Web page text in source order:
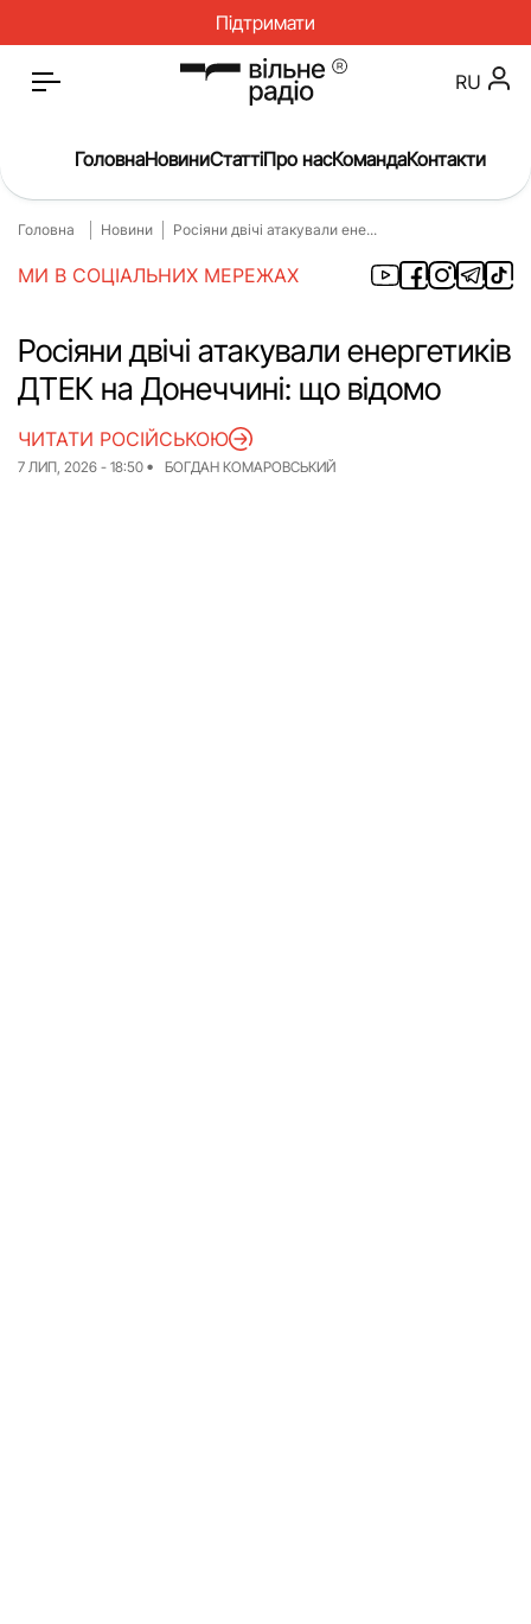
Підтримати
Головна
Новини
Окупація
Про нас
Війна
Гроші
Освіта
Інструкції
ЖКГ
RU
ГоловнаНовиниСтаттіПро насКомандаКонтакти
Головна Новини Росіяни двічі атакували ене...
МИ В СОЦІАЛЬНИХ МЕРЕЖАХ
Росіяни двічі атакували енергетиків
ДТЕК на Донеччині: що відомо
7 ЛИП, 2026 - 18:50 БОГДАН КОМАРОВСЬКИЙ
ЧИТАТИ РОСІЙСЬКОЮ